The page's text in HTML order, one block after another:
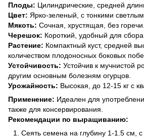
Плоды: Цилиндрические, средней
Цвет: Ярко-зеленый, с тонкими
Мякоть: Сочная, хрустящая, без горечи.
Черешок: Короткий, удобный для сбора.
Растение: Компактный куст, средней
количеством плодоносных боковых
Устойчивость: Устойчив к мучнистой
другим основным болезням огурцов.
Урожайность: Высокая, до 12-15 кг с
Применение: Идеален для
также для консервирования.
Рекомендации по выращиванию:
Сеять семена на глубину 1-1.5 см,